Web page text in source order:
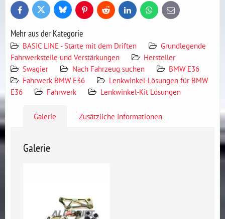
FacebookTwitter BlueskyPinterestReddit LinkedInWhatsApp
E-
mail
Mehr aus der Kategorie
BASIC LINE - Starte mit dem Driften
Grundlegende
Fahrwerksteile und Verstärkungen
Hersteller
Swagier
Nach Fahrzeug suchen
BMW E36
Fahrwerk BMW E36
Lenkwinkel-Lösungen für BMW
E36
Fahrwerk Lenkwinkel-Kit Lösungen
Galerie Zusätzliche Informationen
Galerie